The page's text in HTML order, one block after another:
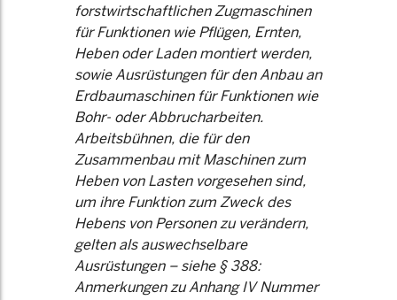
forstwirtschaftlichen Zugmaschinen
für Funktionen wie Pflügen, Ernten,
Heben oder Laden montiert werden,
sowie Ausrüstungen für den Anbau an
Erdbaumaschinen für Funktionen wie
Bohr- oder Abbrucharbeiten.
Arbeitsbühnen, die für den
Zusammenbau mit Maschinen zum
Heben von Lasten vorgesehen sind,
um ihre Funktion zum Zweck des
Hebens von Personen zu verändern,
gelten als auswechselbare
Ausrüstungen – siehe § 388:
Anmerkungen zu Anhang IV Nummer